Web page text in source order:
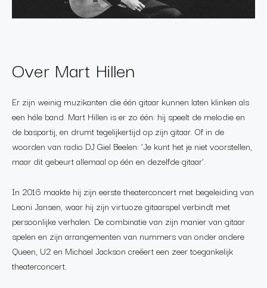
Over Mart Hillen
Er zijn weinig muzikanten die één gitaar kunnen laten klinken als
een héle band. Mart Hillen is er zo één: hij speelt de melodie en
de baspartij, en drumt tegelijkertijd op zijn gitaar. Of in de
woorden van radio DJ Giel Beelen: ‘Je kunt het je niet voorstellen,
maar dit gebeurt allemaal op één en dezelfde gitaar’.
In 2016 maakte hij zijn eerste theaterconcert met begeleiding van
Leoni Jansen, waar hij zijn virtuoze gitaarspel verbindt met
persoonlijke verhalen. De combinatie van zijn manier van gitaar
spelen en zijn arrangementen van nummers van onder andere
Queen, U2 en Michael Jackson creëert een zeer toegankelijk
theaterconcert.